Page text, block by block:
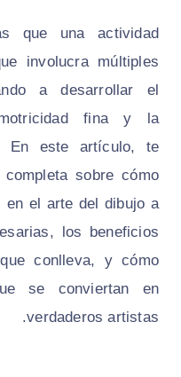
que una actividad
involucra múltiples
a desarrollar el
fina y la
En este artículo, te
sobre cómo
el arte del dibujo a
los beneficios
conlleva, y cómo
se conviertan en
verdaderos artistas.